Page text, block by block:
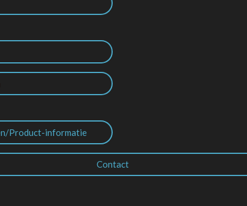
Product-informatie
Contact